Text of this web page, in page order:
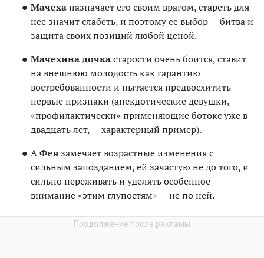
Мачеханазначает его своим врагом, стареть для
нее значит слабеть, и поэтому ее выбор — битва и
защита своих позиций любой ценой.
Мачехина дочкастарости очень боится, ставит
на внешнюю молодость как гарантию
востребованности и пытается предвосхитить
первые признаки (анекдотические девушки,
«профилактически» применяющие ботокс уже в
двадцать лет, — характерный пример).
АФеязамечает возрастные изменения с
сильным запозданием, ей зачастую не до того, и
сильно переживать и уделять особенное
внимание «этим глупостям» — не по ней.